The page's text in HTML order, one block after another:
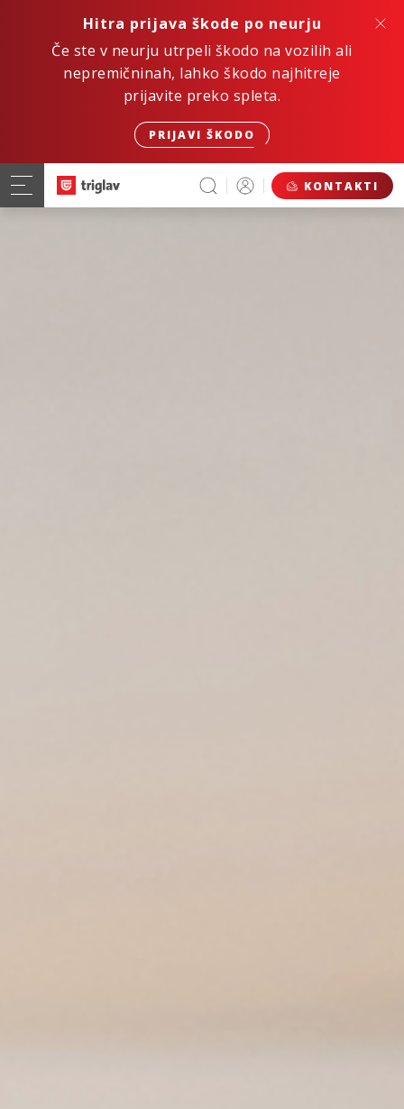
Hitra prijava škode po neurju
Če ste v neurju utrpeli škodo na vozilih ali
nepremičninah, lahko škodo najhitreje
prijavite preko spleta.
PRIJAVI ŠKODO
KONTAKTI